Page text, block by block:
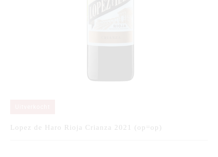
Lopez de Haro Rioja Crianza 2021 (op=op)